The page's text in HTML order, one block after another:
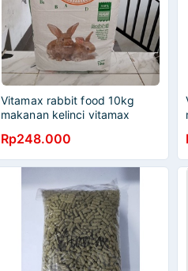
Vitamax rabbit food 10kg
makanan kelinci vitamax
Rp248.000